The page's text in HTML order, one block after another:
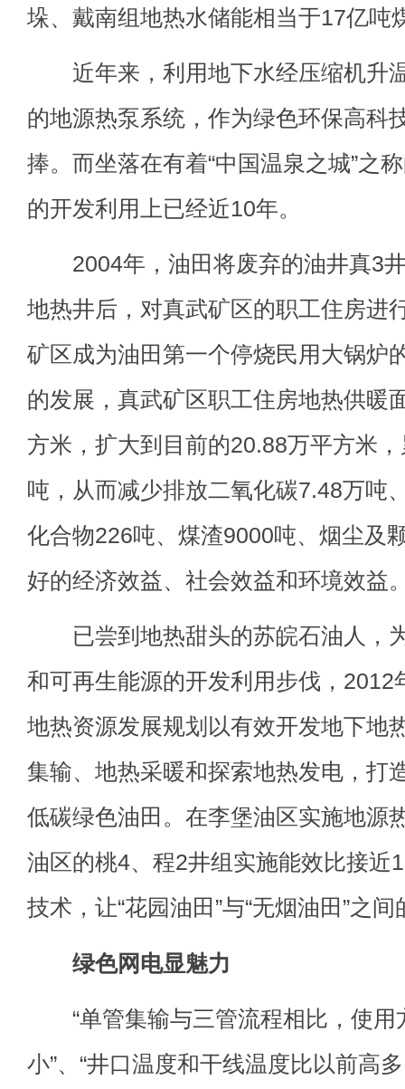
垛、戴南组地热水储能相当于17亿吨
近年来，利用地下水经压缩机升
的地源热泵系统，作为绿色环保高科
捧。而坐落在有着“中国温泉之城”之
的开发利用上已经近10年。
2004年，油田将废弃的油井真3井
地热井后，对真武矿区的职工住房进
矿区成为油田第一个停烧民用大锅炉
的发展，真武矿区职工住房地热供暖
方米，扩大到目前的20.88万平方米
吨，从而减少排放二氧化碳7.48万吨
化合物226吨、煤渣9000吨、烟尘及
好的经济效益、社会效益和环境效益
已尝到地热甜头的苏皖石油人，
和可再生能源的开发利用步伐，2012
地热资源发展规划以有效开发地下地
集输、地热采暖和探索地热发电，打
低碳绿色油田。在李堡油区实施地源
油区的桃4、程2井组实施能效比接近
技术，让“花园油田”与“无烟油田”之
绿色网电显魅力
“单管集输与三管流程相比，使用
小”、“井口温度和干线温度比以前高